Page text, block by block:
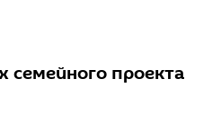
семейного проекта